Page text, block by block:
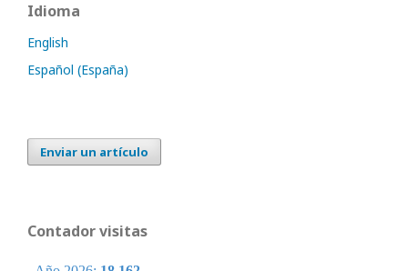
Idioma
English
Español (España)
Enviar un artículo
Contador visitas